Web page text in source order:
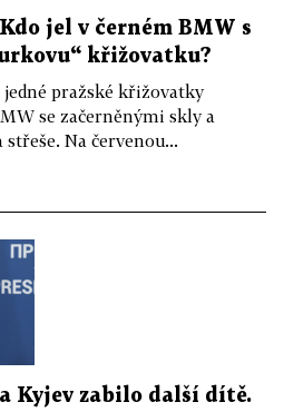
jel v černém BMW s
křižovatku?
jedné pražské křižovatky
se začerněnými skly a
Na červenou...
Kyjev zabilo další dítě.